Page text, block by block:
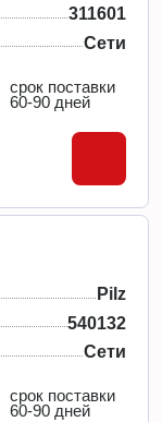
311601
Сети
срок поставки
60-90 дней
Pilz
540132
Сети
срок поставки
60-90 дней